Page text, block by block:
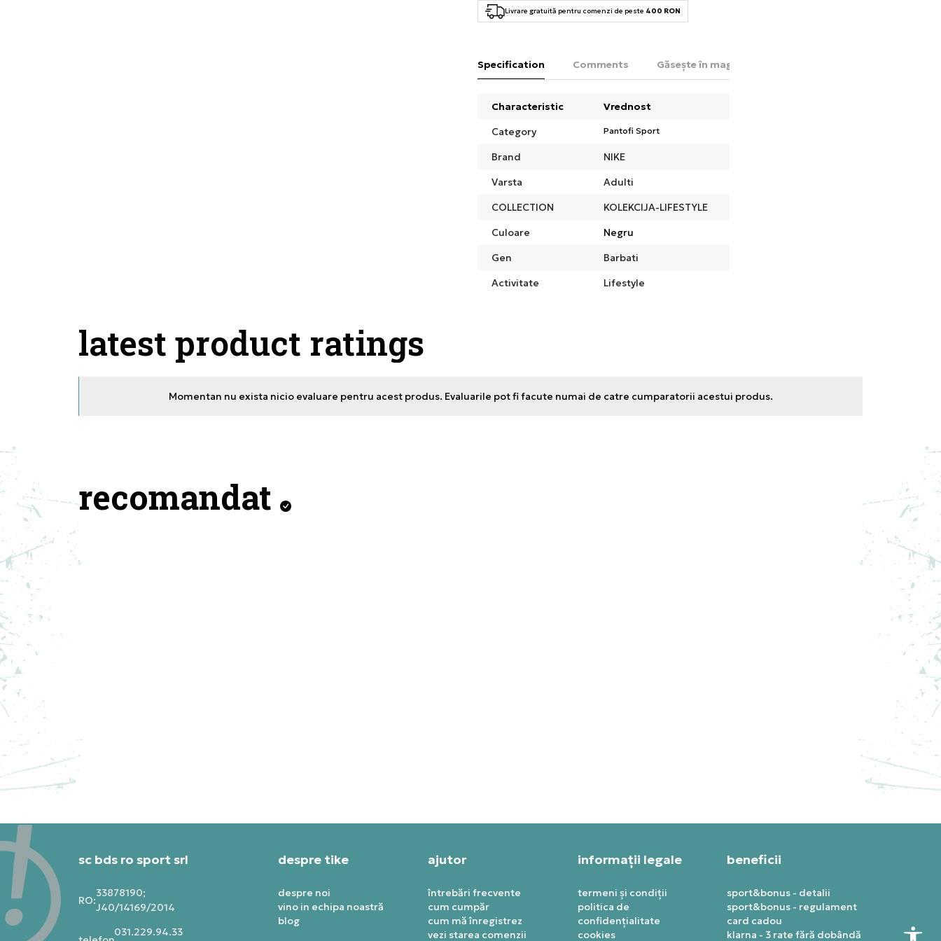
Livrare gratuită pentru comenzi de peste 400 RON
Specification Comments Găsește în magazin
Characteristic
Vrednost
Category
Pantofi Sport
Brand
NIKE
Varsta
Adulti
COLLECTION
KOLEKCIJA-LIFESTYLE
Culoare
Negru
Gen
Barbati
Activitate
Lifestyle
latest product ratings
Momentan nu exista nicio evaluare pentru acest produs. Evaluarile pot fi facute numai de catre cumparatorii acestui produs.
recomandat
sc bds ro sport srl
RO:
33878190;
J40/14169/2014
031.229.94.33
despre tike
despre noi
vino in echipa noastră
blog
ajutor
întrebări frecvente
cum cumpăr
cum mă înregistrez
vezi starea comenzii
informații legale
termeni și condiții
politica de
confidențialitate
cookies
beneficii
sport&bonus - detalii
sport&bonus - regulament
card cadou
klarna - 3 rate fără dobândă